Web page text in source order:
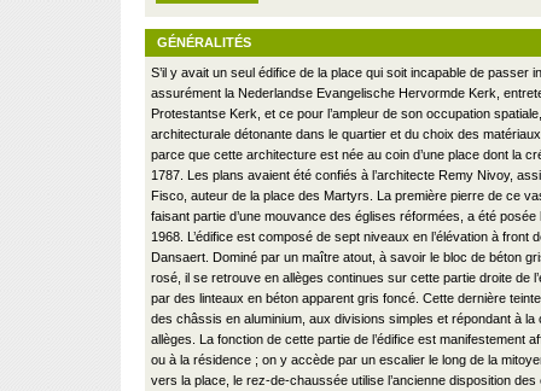
GÉNÉRALITÉS
S’il y avait un seul édifice de la place qui soit incapable de passer
assurément la Nederlandse Evangelische Hervormde Kerk,
Protestantse Kerk, et ce pour l’ampleur de son occupation
architecturale détonante dans le quartier et du choix des
parce que cette architecture est née au coin d’une place dont la
1787. Les plans avaient été confiés à l’architecte Remy Nivoy,
Fisco, auteur de la place des Martyrs. La première pierre de ce
faisant partie d’une mouvance des églises réformées, a été posée
1968. L’édifice est composé de sept niveaux en l’élévation à front
Dansaert. Dominé par un maître atout, à savoir le bloc de béton
rosé, il se retrouve en allèges continues sur cette partie droite de
par des linteaux en béton apparent gris foncé. Cette dernière
des châssis en aluminium, aux divisions simples et répondant à la
allèges. La fonction de cette partie de l’édifice est manifestement
ou à la résidence ; on y accède par un escalier le long de la
vers la place, le rez-de-chaussée utilise l’ancienne disposition